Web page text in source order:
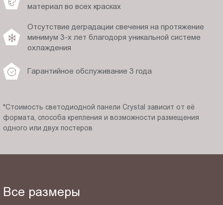
материал во всех красках
Отсутствие деградации свечения на протяжение
минимум 3-х лет благодоря уникальной системе
охлаждения
Гарантийное обслуживание 3 года
*Стоимость светодиодной панели Crystal зависит от её
формата, способа крепления и возможности размещения
одного или двух постеров
Все размеры